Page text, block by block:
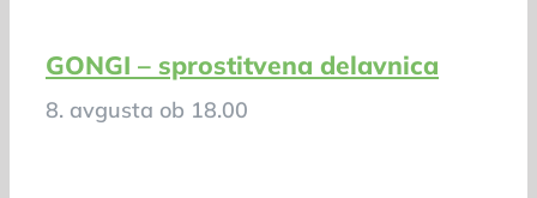
GONGI – sprostitvena delavnica
8. avgusta ob 18.00